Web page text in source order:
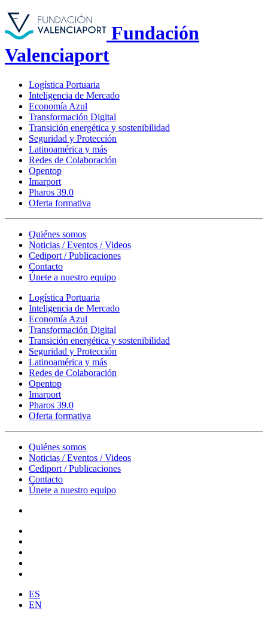
Fundación
Valenciaport
Logística Portuaria
Inteligencia de Mercado
Economía Azul
Transformación Digital
Transición energética y sostenibilidad
Seguridad y Protección
Latinoamérica y más
Redes de Colaboración
Opentop
Imarport
Pharos 39.0
Oferta formativa
Quiénes somos
Noticias / Eventos / Videos
Cediport / Publicaciones
Contacto
Únete a nuestro equipo
Logística Portuaria
Inteligencia de Mercado
Economía Azul
Transformación Digital
Transición energética y sostenibilidad
Seguridad y Protección
Latinoamérica y más
Redes de Colaboración
Opentop
Imarport
Pharos 39.0
Oferta formativa
Quiénes somos
Noticias / Eventos / Videos
Cediport / Publicaciones
Contacto
Únete a nuestro equipo
ES
EN